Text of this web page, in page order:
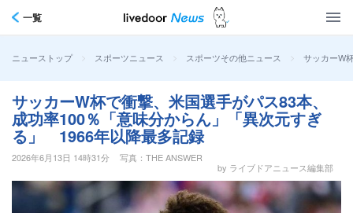
一覧
ニューストップ > スポーツニュース > スポーツその他ニュース > サッカーW
サッカーW杯で衝撃、米国選手がパス83本、
成功率100％「意味分からん」「異次元すぎ
る」 1966年以降最多記録
2026年6月13日 14時31分
写真：THE ANSWER
by ライブドアニュース編集部